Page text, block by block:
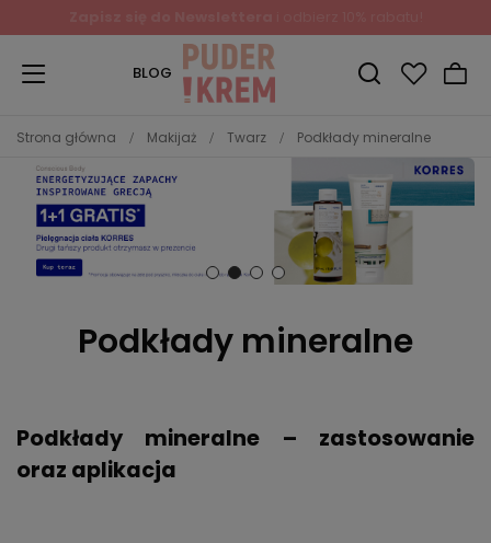
BLOG
Strona główna Makijaż Twarz Podkłady mineralne
Podkłady mineralne
Podkłady mineralne – zastosowanie
oraz aplikacja